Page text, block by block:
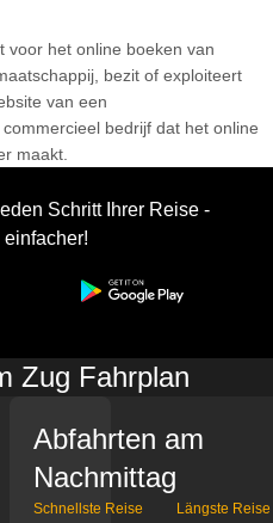
voor het online boeken van
bezit of exploiteert
van een
bedrijf dat het online
maakt.
Schritt Ihrer Reise -
Zug Fahrplan
Abfahrten am
Nachmittag
Schnellste Reise Längste Reise